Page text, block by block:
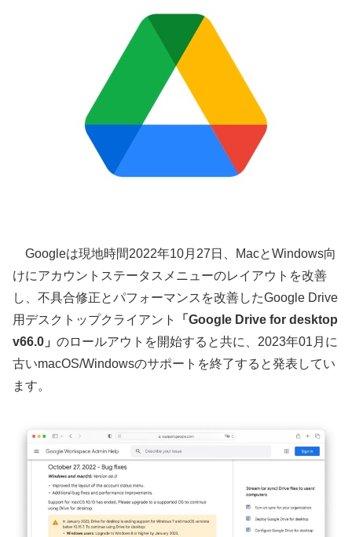
Googleは現地時間2022年10月27日、MacとWindows向
けにアカウントステータスメニューのレイアウトを改善
し、不具合修正とパフォーマンスを改善したGoogle Drive
用デスクトップクライアント
「Google Drive for desktop
v66.0」 のロールアウトを開始すると共に、2023年01月に
古いmacOS/Windowsのサポートを終了すると発表してい
ます。